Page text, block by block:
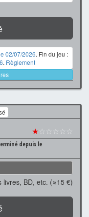
02/07/2026. Fin du jeu :
. Règlement
★☆☆☆☆☆
depuis le
livres, BD, etc. (≈15 €)